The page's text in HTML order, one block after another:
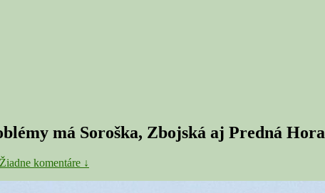
má Soroška, Zbojská aj Predná Hora
Žiadne komentáre ↓